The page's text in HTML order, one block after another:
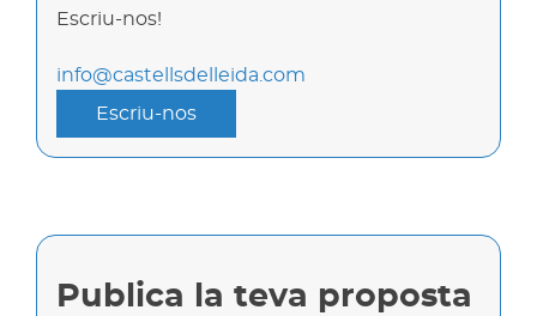
Escriu-nos!
info@castellsdelleida.com
Escriu-nos
Publica la teva proposta